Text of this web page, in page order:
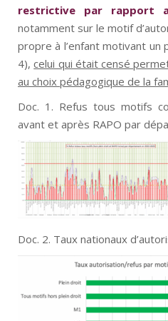
restrictive par rapport
notamment sur le motif
propre à l’enfant motivant
4),celui qui était censé
au choix pédagogique de la
Doc. 1. Refus tous motifs
avant et après RAPO par
Doc. 2. Taux nationaux